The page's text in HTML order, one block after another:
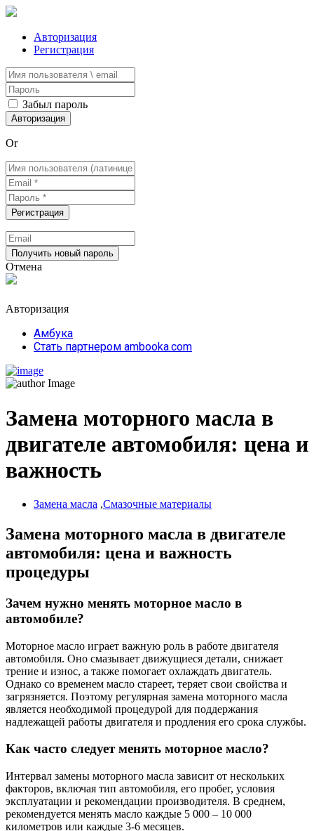
Авторизация
Регистрация
Забыл пароль
Or
Отмена
Авторизация
Амбука
Стать партнером ambooka.com
Замена моторного масла в
двигателе автомобиля: цена и
важность
Замена масла ,Смазочные материалы
Замена моторного масла в двигателе
автомобиля: цена и важность
процедуры
Зачем нужно менять моторное масло в
автомобиле?
Моторное масло играет важную роль в работе двигателя
автомобиля. Оно смазывает движущиеся детали, снижает
трение и износ, а также помогает охлаждать двигатель.
Однако со временем масло стареет, теряет свои свойства и
загрязняется. Поэтому регулярная замена моторного масла
является необходимой процедурой для поддержания
надлежащей работы двигателя и продления его срока службы.
Как часто следует менять моторное масло?
Интервал замены моторного масла зависит от нескольких
факторов, включая тип автомобиля, его пробег, условия
эксплуатации и рекомендации производителя. В среднем,
рекомендуется менять масло каждые 5 000 – 10 000
километров или каждые 3-6 месяцев.